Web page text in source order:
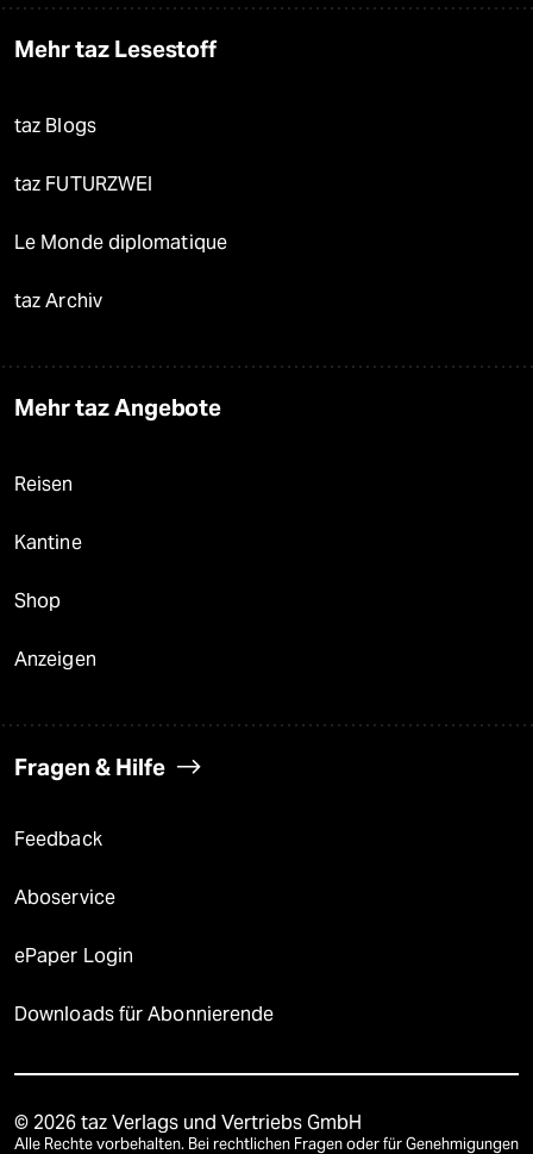
Mehr taz Lesestoff
taz Blogs
taz FUTURZWEI
Le Monde diplomatique
taz Archiv
Mehr taz Angebote
Reisen
Kantine
Shop
Anzeigen
Fragen & Hilfe
Feedback
Aboservice
ePaper Login
Downloads für Abonnierende
© 2026 taz Verlags und Vertriebs GmbH
Alle Rechte vorbehalten. Bei rechtlichen Fragen oder für Genehmigungen